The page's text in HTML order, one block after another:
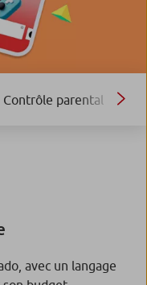
Contrôle parental
avec un langage